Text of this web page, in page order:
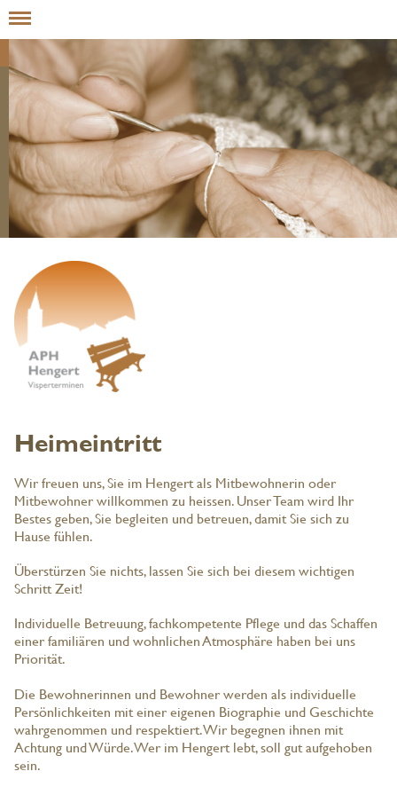
Heimeintritt
Wir freuen uns, Sie im Hengert als Mitbewohnerin oder
Mitbewohner willkommen zu heissen. Unser Team wird Ihr
Bestes geben, Sie begleiten und betreuen, damit Sie sich zu
Hause fühlen.
Überstürzen Sie nichts, lassen Sie sich bei diesem wichtigen
Schritt Zeit!
Individuelle Betreuung, fachkompetente Pflege und das Schaffen
einer familiären und wohnlichen Atmosphäre haben bei uns
Priorität.
Die Bewohnerinnen und Bewohner werden als individuelle
Persönlichkeiten mit einer eigenen Biographie und Geschichte
wahrgenommen und respektiert. Wir begegnen ihnen mit
Achtung und Würde. Wer im Hengert lebt, soll gut aufgehoben
sein.